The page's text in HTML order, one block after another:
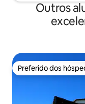
Outros
Preferido dos
Preferido dos